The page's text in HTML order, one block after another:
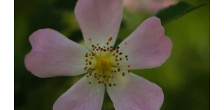
Avant de recevoir les enseignements de Clarisse vous pouvez
prendre le temps d'observer la Rose sauvage :